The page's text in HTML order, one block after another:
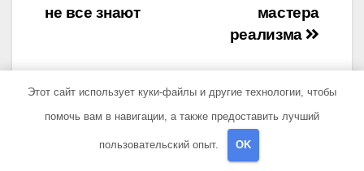
мастера
реализма
не все знают
Этот сайт использует куки-файлы и другие технологии, чтобы
помочь вам в навигации, а также предоставить лучший
пользовательский опыт. OK